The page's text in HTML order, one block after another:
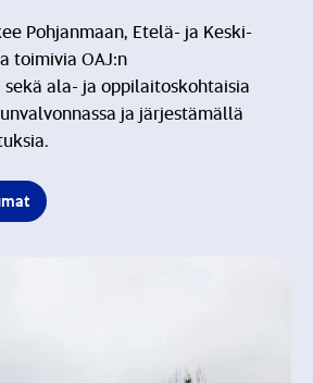
Pohjanmaan, Etelä- ja Keski-
toimivia OAJ:n
ala- ja oppilaitoskohtaisia
ja järjestämällä